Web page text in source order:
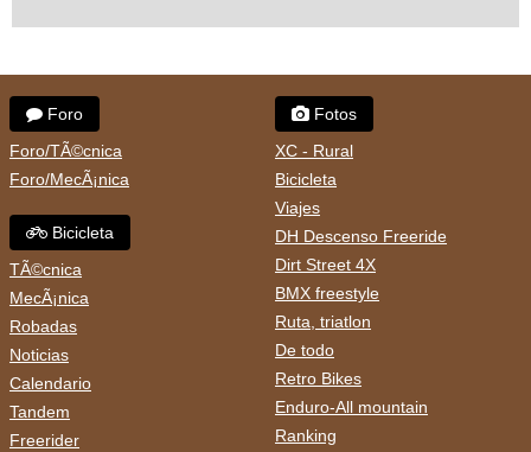
Foro
Foro/TÃ©cnica
Foro/MecÃ¡nica
Bicicleta
TÃ©cnica
MecÃ¡nica
Robadas
Noticias
Calendario
Tandem
Freerider
Fotos
XC - Rural
Bicicleta
Viajes
DH Descenso Freeride
Dirt Street 4X
BMX freestyle
Ruta, triatlon
De todo
Retro Bikes
Enduro-All mountain
Ranking